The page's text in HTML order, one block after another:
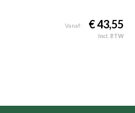
Vanaf: € 43,55
Incl. BTW